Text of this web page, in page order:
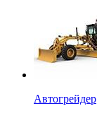
Автогрейдер